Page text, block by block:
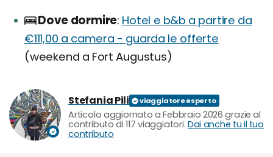
Dove dormire Hotel e b&b a partire da
€111,00 a camera - guarda le offerte
(weekend a Fort Augustus)
Stefania Pili
Articolo aggiornato a Febbraio 2026 grazie al
contributo di 117 viaggiatori. Dai anche tu il tuo
contributo